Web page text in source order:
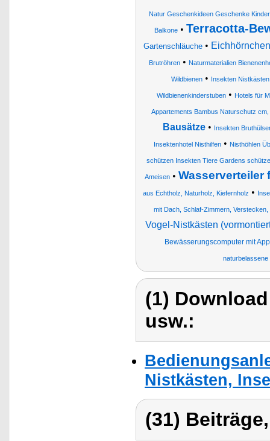
Natur Geschenkideen Geschenke Kinder
Balkone• Terracotta-
Gartenschläuche •
Brutröhren • Naturmaterialien
Wildbienen• Insekten Nistkästen
Wildbienenkinderstuben• Hotels für
Appartements Bambus Naturschutz
Bausätze • Insekten
Insektenhotel Nisthilfen• Nisthöhlen
schützen Insekten Tiere Gardens
Ameisen • Wasserverteiler
aus Echtholz, Naturholz, Kiefernholz •
mit Dach, Schlaf-Zimmern, Verstecken,
Vogel-Nistkästen
Bewässerungscomputer mit
(1)
usw.:
Nistkästen,
(31)